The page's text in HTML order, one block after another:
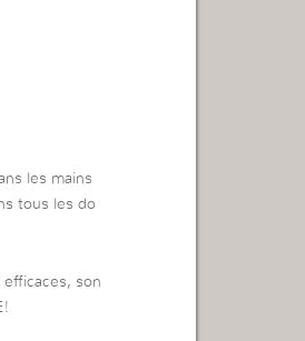
les mains
tous les do
son